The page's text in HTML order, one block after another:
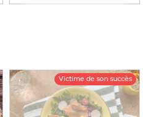
Victime de son succès